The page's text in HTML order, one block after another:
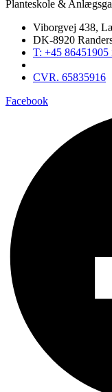
Planteskole &
Viborgvej 438,
DK-8920
T: +45 86451905
CVR. 65835916
Facebook